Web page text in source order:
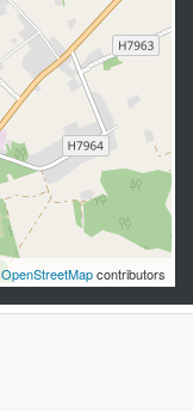
OpenStreetMapcontributors